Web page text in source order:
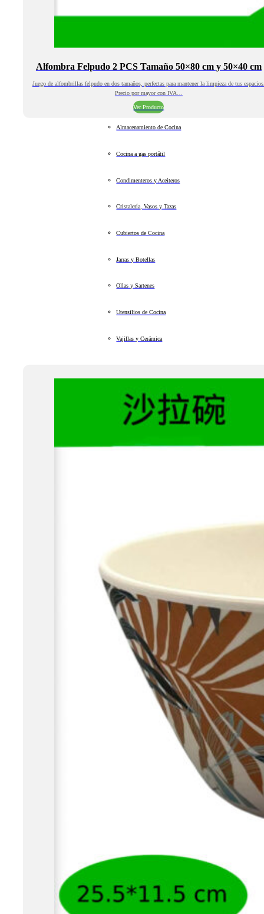
Alfombra Felpudo 2 PCS Tamaño 50×80 cm y 50×40 cm
Juego de alfombrillas felpudo en dos tamaños, perfectas para mantener la limpieza de tus
Precio por mayor con IVA…
Ver Producto
Almacenamiento de Cocina
Cocina a gas portátil
Condimenteros y Aceiteros
Cristalería, Vasos y Tazas
Cubiertos de Cocina
Jarras y Botellas
Ollas y Sartenes
Utensilios de Cocina
Vajillas y Cerámica